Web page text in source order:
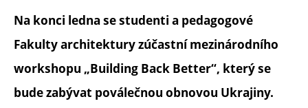
Na konci ledna se studenti a pedagogové
Fakulty architektury zúčastní mezinárodního
workshopu „Building Back Better“, který se
bude zabývat poválečnou obnovou Ukrajiny.